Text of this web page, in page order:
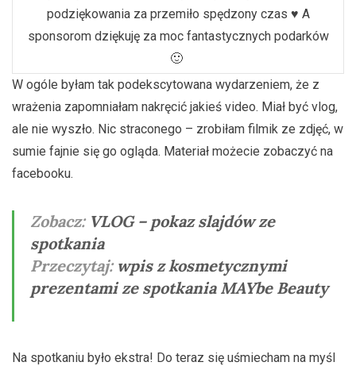
podziękowania za przemiło spędzony czas ♥ A
sponsorom dziękuję za moc fantastycznych podarków
🙂
W ogóle byłam tak podekscytowana wydarzeniem, że z
wrażenia zapomniałam nakręcić jakieś video. Miał być vlog,
ale nie wyszło. Nic straconego – zrobiłam filmik ze zdjęć, w
sumie fajnie się go ogląda. Materiał możecie zobaczyć na
facebooku.
Zobacz: VLOG – pokaz slajdów ze
spotkania
Przeczytaj: wpis z kosmetycznymi
prezentami ze spotkania MAYbe Beauty
Na spotkaniu było ekstra! Do teraz się uśmiecham na myśl